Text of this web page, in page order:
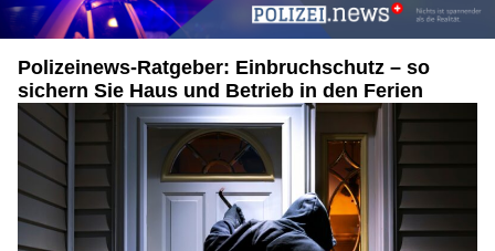
Polizeinews-Ratgeber: Einbruchschutz – so
sichern Sie Haus und Betrieb in den Ferien